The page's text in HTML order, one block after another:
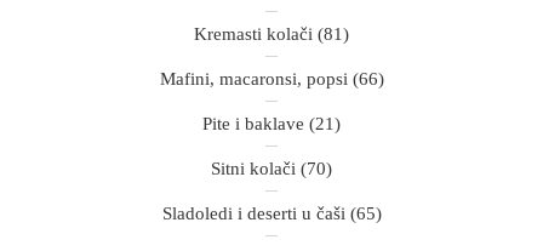
Kremasti kolači (81)
Mafini, macaronsi, popsi (66)
Pite i baklave (21)
Sitni kolači (70)
Sladoledi i deserti u čaši (65)